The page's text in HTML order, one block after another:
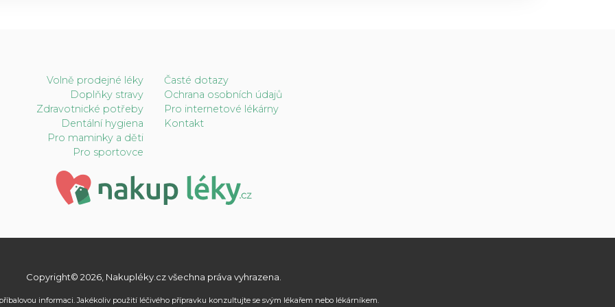
Volně prodejné léky
Doplňky stravy
Zdravotnické potřeby
Dentální hygiena
Pro maminky a děti
Pro sportovce
Časté dotazy
Ochrana osobních údajů
Pro internetové lékárny
Kontakt
Copyright© 2026, Nakupléky.cz všechna práva vyhrazena.
informaci. Jakékoliv použití léčivého přípravku konzultujte se svým lékařem nebo lékárníkem.